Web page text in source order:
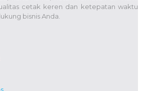
cetak keren dan ketepatan waktu
bisnis Anda.